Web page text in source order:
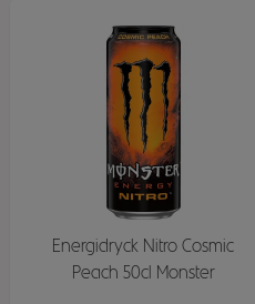
Energidryck Nitro Cosmic
Peach 50cl Monster